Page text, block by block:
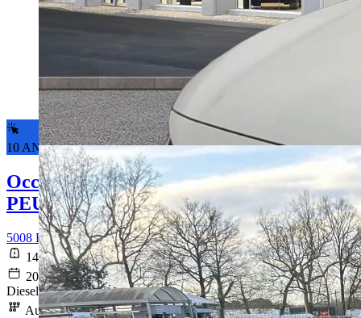
10 ANS DE GARANTIE*
Occasion
PEUGEOT 5008
5008 BlueHDi 130ch S&S EAT8 Allure Pack
146 648 km
2021-04-20
Diesel
Automatique